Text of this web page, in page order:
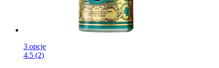
3 opcje
4.5 (2)